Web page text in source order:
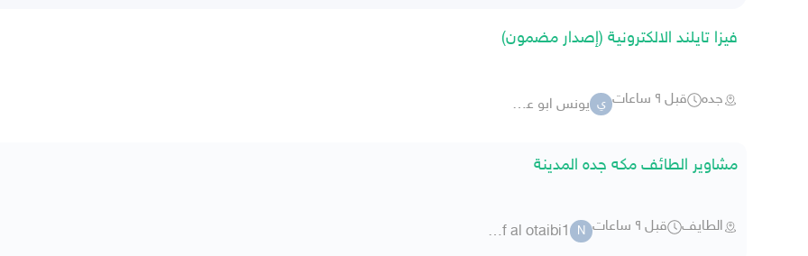
فيزا تايلند الالكترونية (إصدار مضمون)
جده قبل ٩ ساعات ي يونس ابو عبدالعزيز
مشاوير الطائف مكه جده المدينة
الطايف قبل ٩ ساعات N
nawaf al otaibi1